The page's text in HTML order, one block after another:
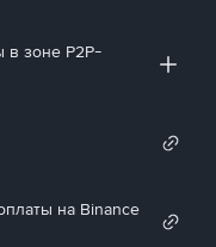
в зоне P2P-
на Binance